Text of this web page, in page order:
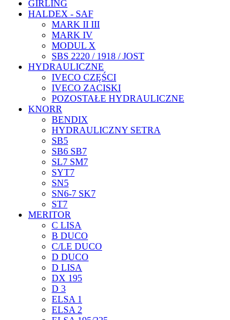
GIRLING
HALDEX - SAF
MARK II III
MARK IV
MODUL X
SBS 2220 / 1918 / JOST
HYDRAULICZNE
IVECO CZĘŚCI
IVECO ZACISKI
POZOSTAŁE HYDRAULICZNE
KNORR
BENDIX
HYDRAULICZNY SETRA
SB5
SB6 SB7
SL7 SM7
SYT7
SN5
SN6-7 SK7
ST7
MERITOR
C LISA
B DUCO
C/LE DUCO
D DUCO
D LISA
DX 195
D 3
ELSA 1
ELSA 2